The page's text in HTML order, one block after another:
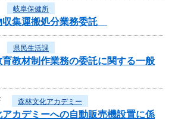
岐阜保健所
収集運搬処分業務委託
県民生活課
教材制作業務の委託に関する一般
森林文化アカデミー
カデミーへの自動販売機設置に係